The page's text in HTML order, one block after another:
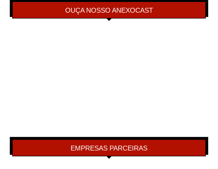
OUÇA NOSSO ANEXOCAST
EMPRESAS PARCEIRAS